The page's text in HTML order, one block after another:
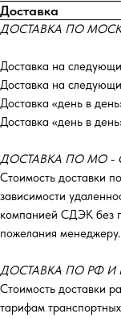
Доставка
ДОСТАВКА ПО
Доставка на
Доставка на
Доставка «день в
Доставка «день в
ДОСТАВКА ПО МО -
Стоимость доставки
зависимости
компанией СДЭК без
пожелания менеджеру.
ДОСТАВКА ПО РФ И
Стоимость доставки
тарифам